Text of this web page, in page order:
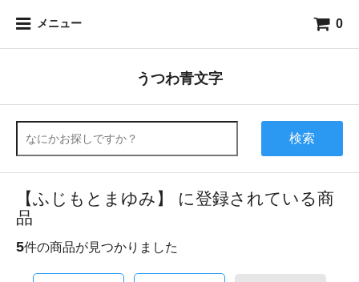
メニュー 0
うつわ青文字
検索
【ふじもとまゆみ】 に登録されている商
品
5件の商品が見つかりました